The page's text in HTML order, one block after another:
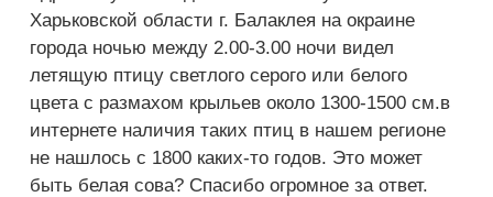
Харьковской области г. Балаклея на окраине
города ночью между 2.00-3.00 ночи видел
летящую птицу светлого серого или белого
цвета с размахом крыльев около 1300-1500 см.в
интернете наличия таких птиц в нашем регионе
не нашлось с 1800 каких-то годов. Это может
быть белая сова? Спасибо огромное за ответ.